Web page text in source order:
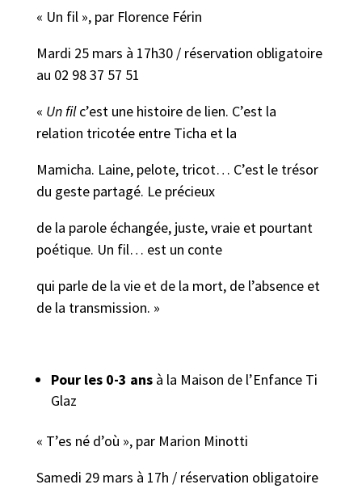
« Un fil », par Florence Férin
Mardi 25 mars à 17h30 / réservation obligatoire
au 02 98 37 57 51
« Un filc’est une histoire de lien. C’est la
relation tricotée entre Ticha et la
Mamicha. Laine, pelote, tricot… C’est le trésor
du geste partagé. Le précieux
de la parole échangée, juste, vraie et pourtant
poétique. Un fil… est un conte
qui parle de la vie et de la mort, de l’absence et
de la transmission. »
Pour les 0-3 ans à la Maison de l’Enfance Ti
Glaz
« T’es né d’où », par Marion Minotti
Samedi 29 mars à 17h / réservation obligatoire